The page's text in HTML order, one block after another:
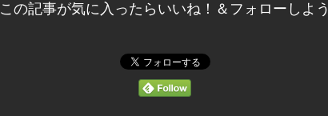
この記事が気に入ったらいいね！＆フォローしよう